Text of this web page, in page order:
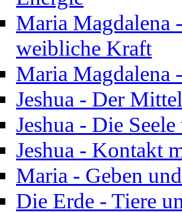
Maria Magdalena
weibliche Kraft
Maria Magdalena
Jeshua - Der
Jeshua - Die
Jeshua - Kontakt
Maria - Geben
Die Erde - Tiere